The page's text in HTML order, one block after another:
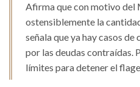
Afirma que con motivo del
ostensiblemente la
señala que ya hay casos
por las deudas contraídas.
límites para detener el